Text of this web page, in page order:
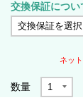
交換保証につい
ネッ
数量